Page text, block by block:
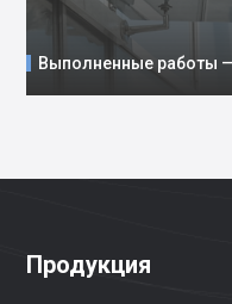
Выполненные работы
Продукция